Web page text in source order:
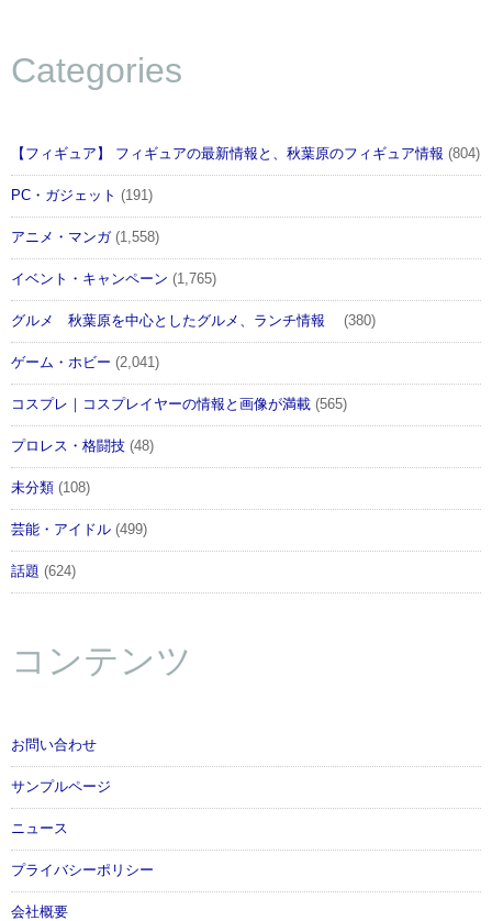
Categories
【フィギュア】 フィギュアの最新情報と、秋葉原のフィギュア情報 (804)
PC・ガジェット (191)
アニメ・マンガ(1,558)
イベント・キャンペーン (1,765)
グルメ 秋葉原を中心としたグルメ、ランチ情報 (380)
ゲーム・ホビー (2,041)
コスプレ｜コスプレイヤーの情報と画像が満載 (565)
プロレス・格闘技 (48)
未分類 (108)
芸能・アイドル (499)
話題 (624)
コンテンツ
お問い合わせ
サンプルページ
ニュース
プライバシーポリシー
会社概要